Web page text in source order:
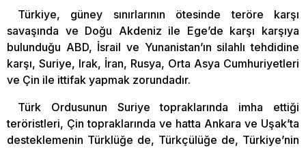
Türkiye, güney sınırlarının ötesinde teröre karşı
savaşında ve Doğu Akdeniz ile Ege’de karşı karşıya
bulunduğu ABD, İsrail ve Yunanistan’ın silahlı tehdidine
karşı, Suriye, Irak, İran, Rusya, Orta Asya Cumhuriyetleri
ve Çin ile ittifak yapmak zorundadır.
Türk Ordusunun Suriye topraklarında imha ettiği
teröristleri, Çin topraklarında ve hatta Ankara ve Uşak’ta
desteklemenin Türklüğe de, Türkçülüğe de, Türkiye’nin